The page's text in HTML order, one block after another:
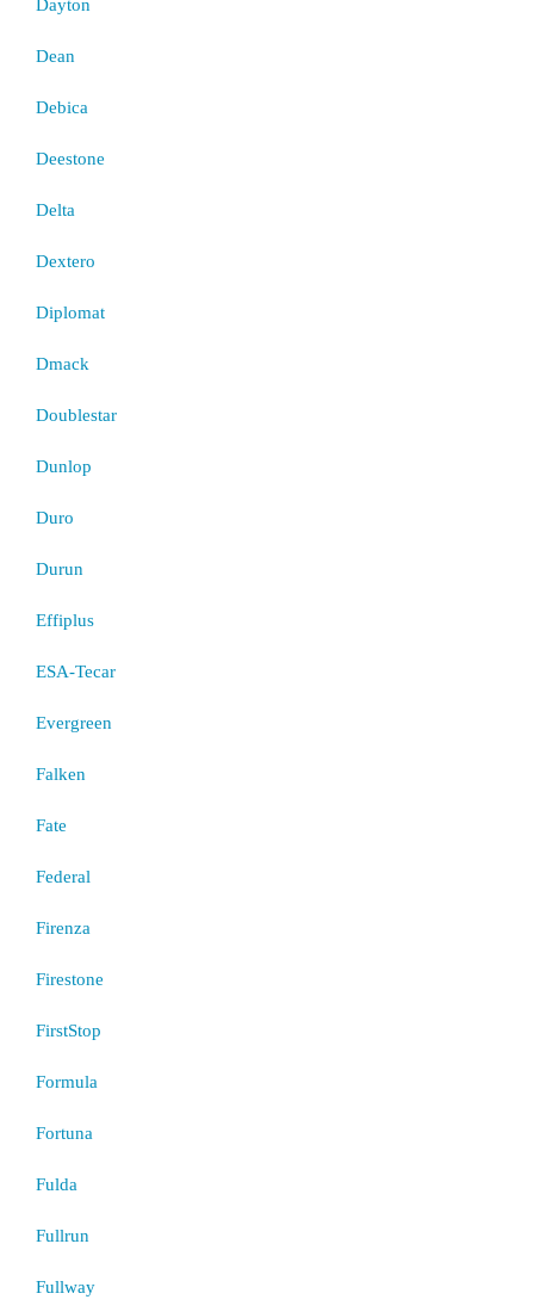
Dayton
Dean
Debica
Deestone
Delta
Dextero
Diplomat
Dmack
Doublestar
Dunlop
Duro
Durun
Effiplus
ESA-Tecar
Evergreen
Falken
Fate
Federal
Firenza
Firestone
FirstStop
Formula
Fortuna
Fulda
Fullrun
Fullway